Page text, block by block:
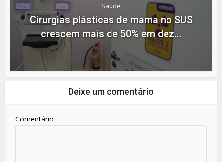
Saude
Cirurgias plásticas de mama no SUS
crescem mais de 50% em dez...
Deixe um comentário
Comentário